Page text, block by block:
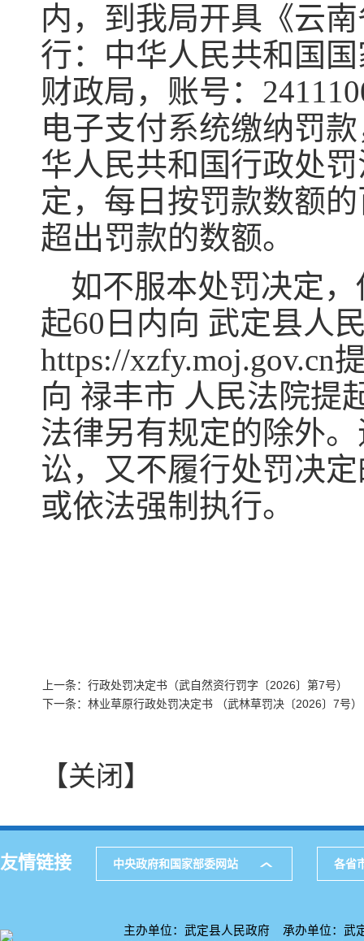
内，到我局开具《云
行：中华人民共和国
财政局，账号：
电子支付系统缴纳罚
华人民共和国行政处
定，每日按罚款数额
超出罚款的数额。
如不服本处罚决定
起60日内向 武定县人
https://xzfy.moj.gov.cn
向 禄丰市 人民法院提
法律另有规定的除外
讼，又不履行处罚决
或依法强制执行。
上一条：行政处罚决定书（武自然资行罚字〔2026〕第7号）
下一条：林业草原行政处罚决定书 （武林草罚决〔2026〕7号）
【关闭】
友情链接 中央政府和国家部委网站 各省
主办单位：武定县人民政府 承办单位：武